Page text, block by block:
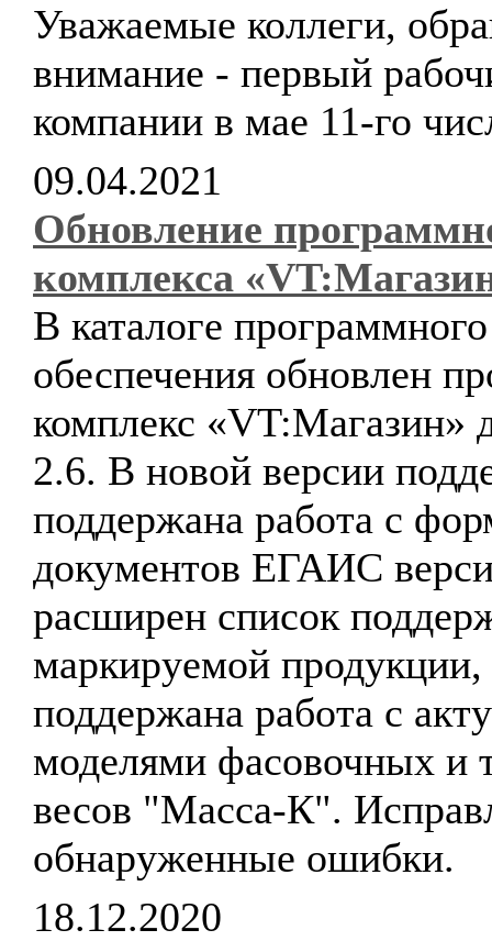
Уважаемые коллеги,
внимание - первый
компании в мае 11-го
09.04.2021
Обновление
комплекса
В каталоге программного
обеспечения обновлен
комплекс «VT:Магазин»
2.6. В новой версии
поддержана работа с
документов ЕГАИС
расширен список
маркируемой продукции,
поддержана работа с
моделями фасовочных и
весов "Масса-К".
обнаруженные ошибки.
18.12.2020